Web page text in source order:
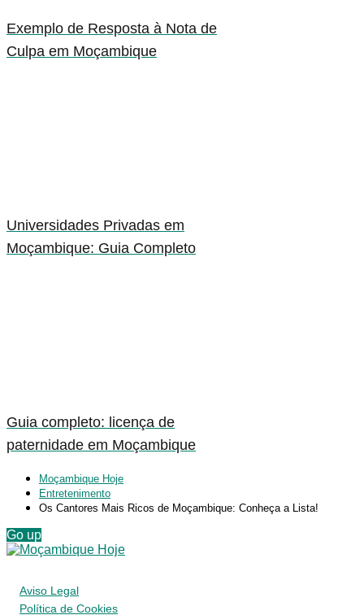
Exemplo de Resposta à Nota de
Culpa em Moçambique
Universidades Privadas em
Moçambique: Guia Completo
Guia completo: licença de
paternidade em Moçambique
Moçambique Hoje
Entretenimento
Os Cantores Mais Ricos de Moçambique: Conheça a Lista!
Go up
Aviso Legal
Política de Cookies